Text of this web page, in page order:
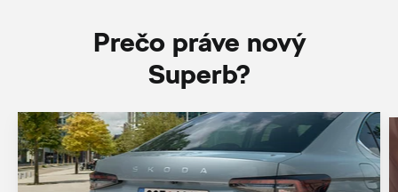
Prečo práve nový
Superb?